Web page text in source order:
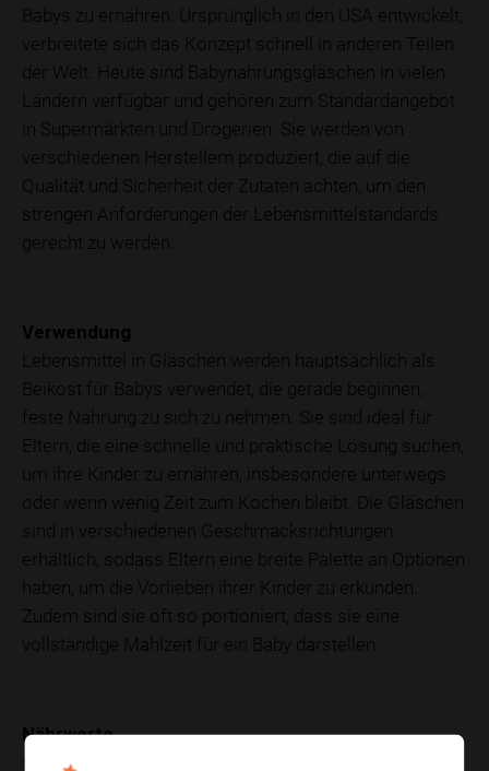
Babys zu ernähren. Ursprünglich in den USA entwickelt,
verbreitete sich das Konzept schnell in anderen Teilen
der Welt. Heute sind Babynahrungsgläschen in vielen
Ländern verfügbar und gehören zum Standardangebot
in Supermärkten und Drogerien. Sie werden von
verschiedenen Herstellern produziert, die auf die
Qualität und Sicherheit der Zutaten achten, um den
strengen Anforderungen der Lebensmittelstandards
gerecht zu werden.
Verwendung
Lebensmittel in Gläschen werden hauptsächlich als
Beikost für Babys verwendet, die gerade beginnen,
feste Nahrung zu sich zu nehmen. Sie sind ideal für
Eltern, die eine schnelle und praktische Lösung suchen,
um ihre Kinder zu ernähren, insbesondere unterwegs
oder wenn wenig Zeit zum Kochen bleibt. Die Gläschen
sind in verschiedenen Geschmacksrichtungen
erhältlich, sodass Eltern eine breite Palette an Optionen
haben, um die Vorlieben ihrer Kinder zu erkunden.
Zudem sind sie oft so portioniert, dass sie eine
vollständige Mahlzeit für ein Baby darstellen.
Nährwerte
Babynahrungsgläschen sind so konzipiert, dass sie